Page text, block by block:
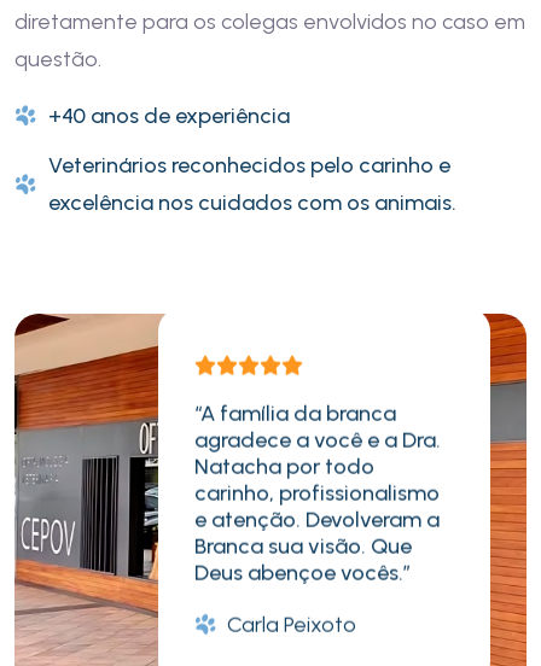
diretamente para os colegas envolvidos no caso em
questão.
+40 anos de experiência
Veterinários reconhecidos pelo carinho e
excelência nos cuidados com os animais.
“A família da branca
agradece a você e a Dra.
Natacha por todo
carinho, profissionalismo
e atenção. Devolveram a
Branca sua visão. Que
Deus abençoe vocês.”
Carla Peixoto